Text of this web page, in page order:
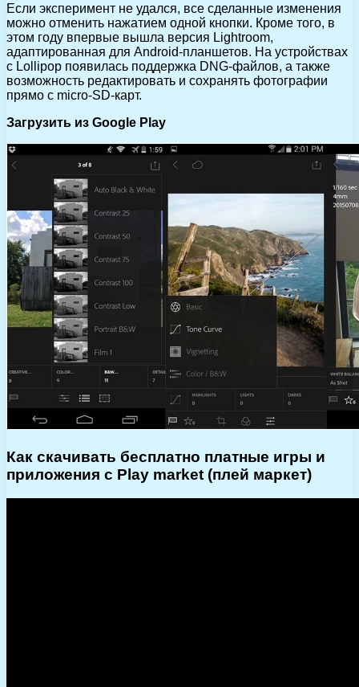
Если эксперимент не удался, все сделанные изменения
можно отменить нажатием одной кнопки. Кроме того, в
этом году впервые вышла версия Lightroom,
адаптированная для Android-планшетов. На устройствах
с Lollipop появилась поддержка DNG-файлов, а также
возможность редактировать и сохранять фотографии
прямо с micro-SD-карт.
Загрузить из Google Play
Как скачивать бесплатно платные игры и
приложения с Play market (плей маркет)